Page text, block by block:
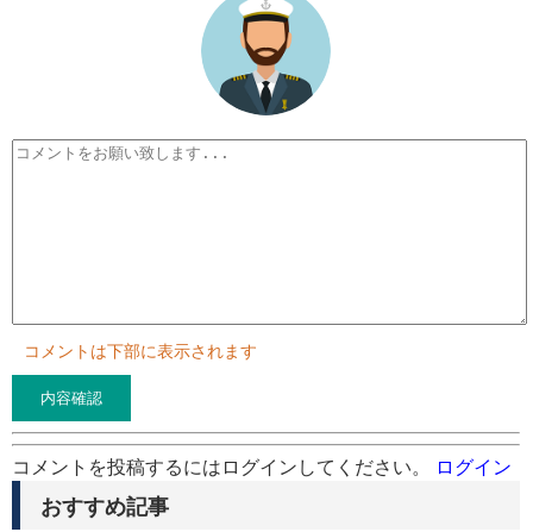
コメントは下部に表示されます
コメントを投稿するにはログインしてください。 ログイン
おすすめ記事